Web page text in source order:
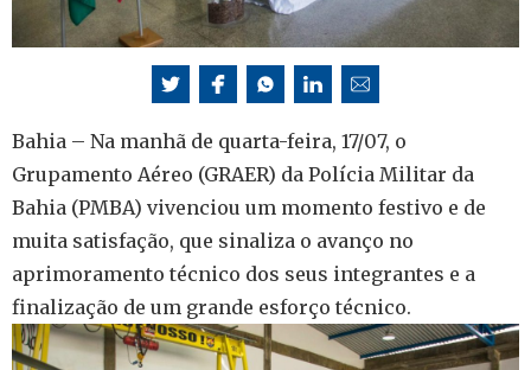
Bahia – Na manhã de quarta-feira, 17/07, o
Grupamento Aéreo (GRAER) da Polícia Militar da
Bahia (PMBA) vivenciou um momento festivo e de
muita satisfação, que sinaliza o avanço no
aprimoramento técnico dos seus integrantes e a
finalização de um grande esforço técnico.